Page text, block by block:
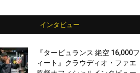
インタビュー
『タービュランス 絶空 16,000フ
ィート』クラウディオ・ファエ